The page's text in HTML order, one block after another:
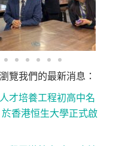
覽我們的最新消息：
才培養工程初高中名
香港恒生大學正式啟